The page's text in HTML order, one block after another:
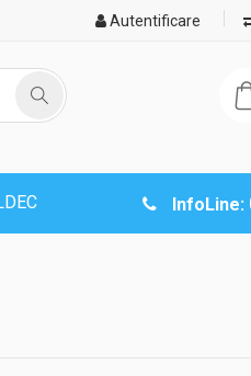
Autentificare
InfoLine: